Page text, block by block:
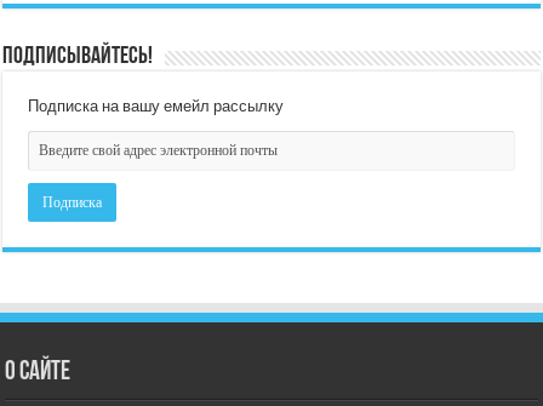
Подписывайтесь!
Подписка на вашу емейл рассылку
О сайте